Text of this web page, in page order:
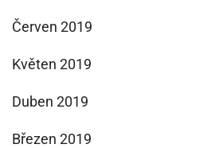
Červen 2019
Květen 2019
Duben 2019
Březen 2019